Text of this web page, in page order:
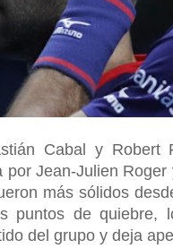
Cabal y
por Jean-Julien
más sólidos
puntos de quiebre,
del grupo y deja